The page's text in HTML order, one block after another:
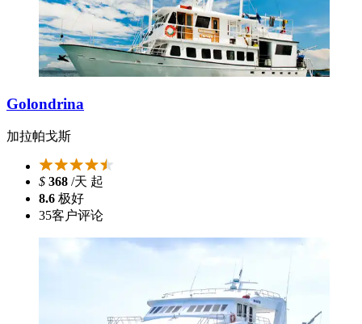
Golondrina
加拉帕戈斯
$ 368 /天 起
8.6 极好
35客户评论